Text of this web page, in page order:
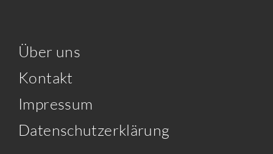
Über uns
Kontakt
Impressum
Datenschutzerklärung